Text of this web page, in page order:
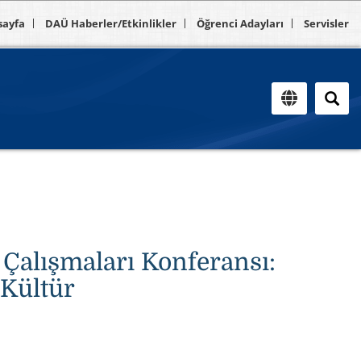
DAÜ Haberler/Etkinlikler Öğrenci Adayları Servisler
Konferansı:
Kültür